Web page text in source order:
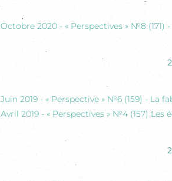
Octobre 2020 - « Perspectives » №8 (171)
Juin 2019 - « Perspective » №6 (159) - La
Avril 2019 - « Perspectives » №4 (157) Les